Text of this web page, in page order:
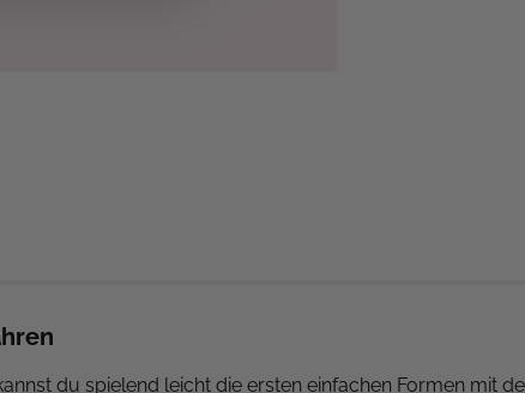
du spielend leicht die ersten einfachen Formen mit